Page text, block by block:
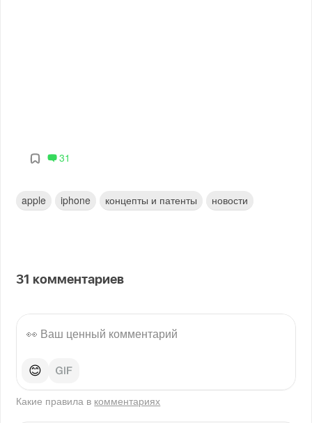
31
apple iphone концепты и патенты новости
31 комментариев
😊
Какие правила в комментариях